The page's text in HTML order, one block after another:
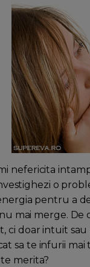
nefericita
o
pentru a
mai merge.
ci doar intuit
sa te infurii mai
merita?